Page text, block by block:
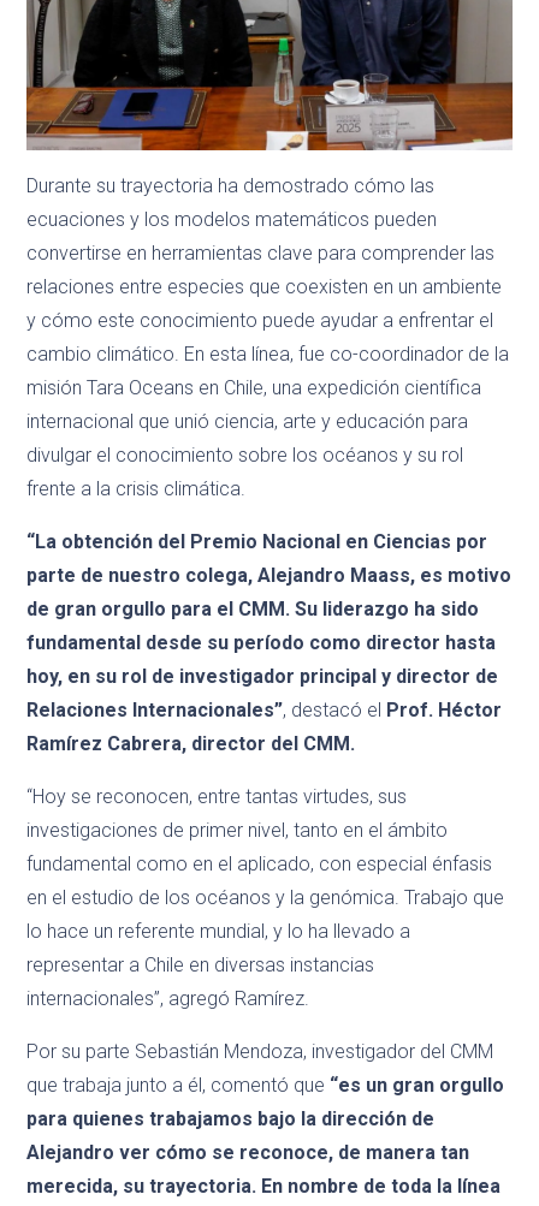
Durante su trayectoria ha demostrado cómo las
ecuaciones y los modelos matemáticos pueden
convertirse en herramientas clave para comprender las
relaciones entre especies que coexisten en un ambiente
y cómo este conocimiento puede ayudar a enfrentar el
cambio climático. En esta línea, fue co-coordinador de la
misión Tara Oceans en Chile, una expedición científica
internacional que unió ciencia, arte y educación para
divulgar el conocimiento sobre los océanos y su rol
frente a la crisis climática.
“La obtención del Premio Nacional en Ciencias por
parte de nuestro colega, Alejandro Maass, es motivo
de gran orgullo para el CMM. Su liderazgo ha sido
fundamental desde su período como director hasta
hoy, en su rol de investigador principal y director de
Relaciones Internacionales”, destacó el Prof. Héctor
Ramírez Cabrera, director del CMM.
“Hoy se reconocen, entre tantas virtudes, sus
investigaciones de primer nivel, tanto en el ámbito
fundamental como en el aplicado, con especial énfasis
en el estudio de los océanos y la genómica. Trabajo que
lo hace un referente mundial, y lo ha llevado a
representar a Chile en diversas instancias
internacionales”, agregó Ramírez.
Por su parte Sebastián Mendoza, investigador del CMM
que trabaja junto a él, comentó que “es un gran orgullo
para quienes trabajamos bajo la dirección de
Alejandro ver cómo se reconoce, de manera tan
merecida, su trayectoria. En nombre de toda la línea